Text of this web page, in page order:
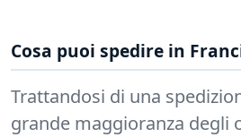
Cosa puoi spedire in
Trattandosi di una
grande maggioranza degli